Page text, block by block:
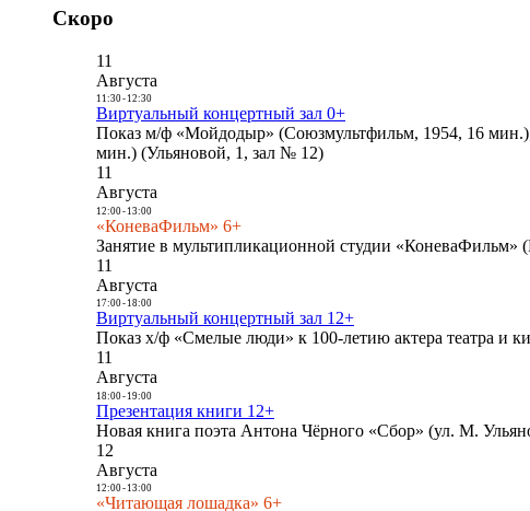
Скоро
11
Августа
11:30- 12:30
Виртуальный концертный зал 0+
Показ м/ф «Мойдодыр» (Союзмультфильм, 1954, 16
мин.) (Ульяновой, 1, зал № 12)
11
Августа
12:00- 13:00
«КоневаФильм» 6+
Занятие в мультипликационной студии «КоневаФильм»
11
Августа
17:00- 18:00
Виртуальный концертный зал 12+
Показ х/ф «Смелые люди» к 100-летию актера театра и
11
Августа
18:00- 19:00
Презентация книги 12+
Новая книга поэта Антона Чёрного «Сбор» (ул. М.
12
Августа
12:00- 13:00
«Читающая лошадка» 6+